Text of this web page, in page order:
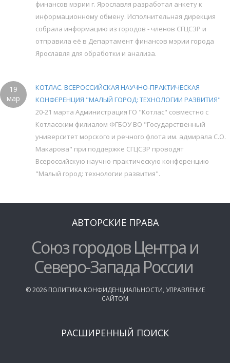
финансов мэрии г. Ярославля разработал анкету к
информационному обмену. Исполнительная дирекция
собрала информацию из городов - членов СГЦСЗР и
отправила её в Департамент финансов мэрии города
Ярославля для обработки и анализа.
19
мар
КОТЛАС. ВСЕРОССИЙСКАЯ НАУЧНО-ПРАКТИЧЕСКАЯ
КОНФЕРЕНЦИЯ "МАЛЫЙ ГОРОД: ТЕХНОЛОГИИ РАЗВИТИЯ"
20-21 марта Администрация ГО "Котлас" совместно с
Котласским филиалом ФГБОУ ВО "Государственный
университет морского и речного флота им. адмирала С.О.
Макарова" при поддержке СГЦСЗР проводят
Всероссийскую научно-практическую конференцию
"Малый город: технологии развития".
АВТОРСКИЕ ПРАВА
Союз городов Центра и
Северо-Запада России
©2026 ПОЛИТИКА КОНФИДЕНЦИАЛЬНОСТИ, УПРАВЛЕНИЕ
САЙТОМ
РАСШИРЕННЫЙ ПОИСК